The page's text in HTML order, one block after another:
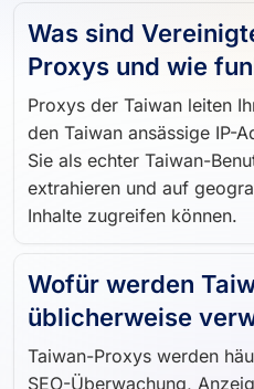
Was sind
Proxys und wie
Proxys der Taiwan leiten
den Taiwan ansässige IP-
Sie als echter Taiwan-
extrahieren und auf
Inhalte zugreifen können.
Wofür werden
üblicherweise
Taiwan-Proxys werden
SEO-Überwachung,